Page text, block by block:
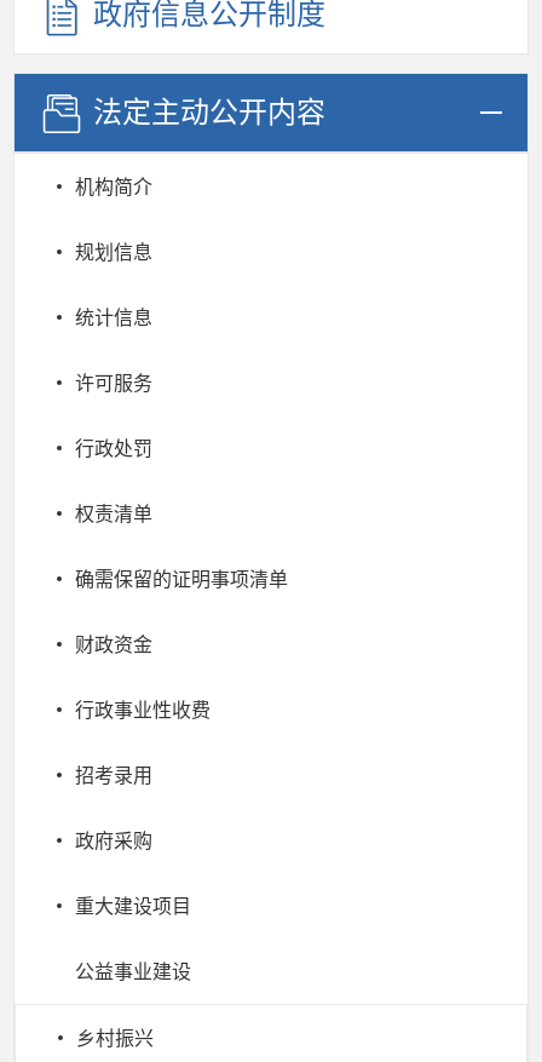
政府信息公开制度
法定主动公开内容
机构简介
规划信息
统计信息
许可服务
行政处罚
权责清单
确需保留的证明事项清单
财政资金
行政事业性收费
招考录用
政府采购
重大建设项目
公益事业建设
乡村振兴